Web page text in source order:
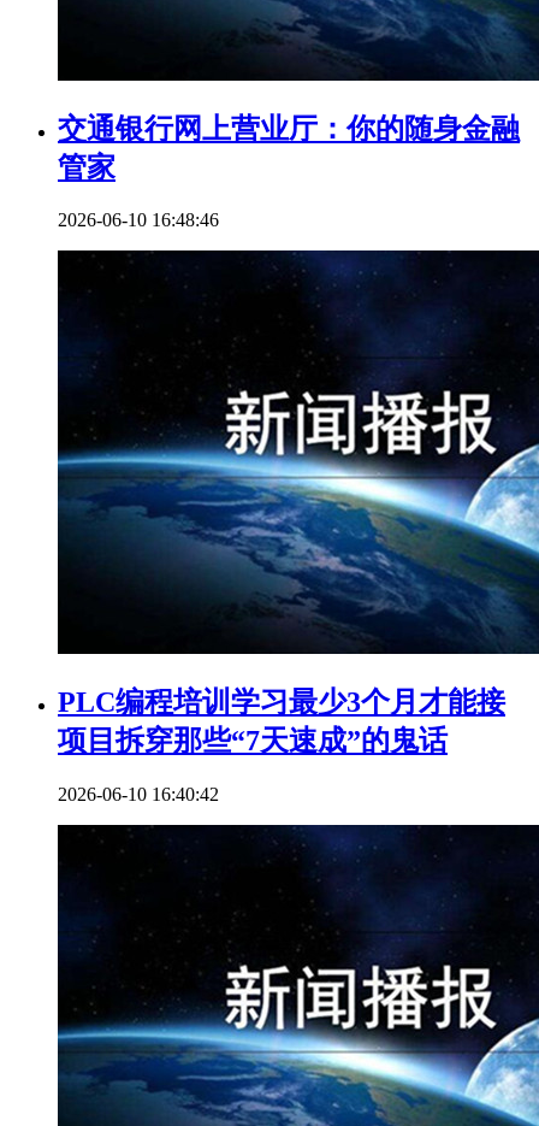
交通银行网上营业厅：你的随身金融
管家
2026-06-10 16:48:46
PLC编程培训学习最少3个月才能接
项目拆穿那些“7天速成”的鬼话
2026-06-10 16:40:42